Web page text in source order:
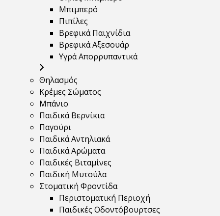
Μπιμπερό
Πιπίλες
Βρεφικά Παιχνίδια
Βρεφικά Αξεσουάρ
Υγρά Απορρυπαντικά
Θηλασμός
Κρέμες Σώματος
Μπάνιο
Παιδικά Βερνίκια
Παγούρι
Παιδικά Αντηλιακά
Παιδικά Αρώματα
Παιδικές Βιταμίνες
Παιδική Μυτούλα
Στοματική Φροντίδα
Περιστοματική Περιοχή
Παιδικές Οδοντόβουρτσες